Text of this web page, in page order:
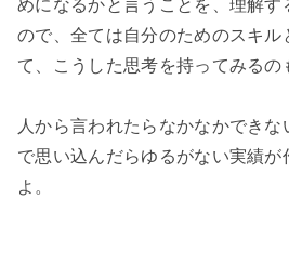
めになるかと言うことを、理解す
ので、全ては自分のためのスキル
て、こうした思考を持ってみるの
人から言われたらなかなかでき
で思い込んだらゆるがない実績